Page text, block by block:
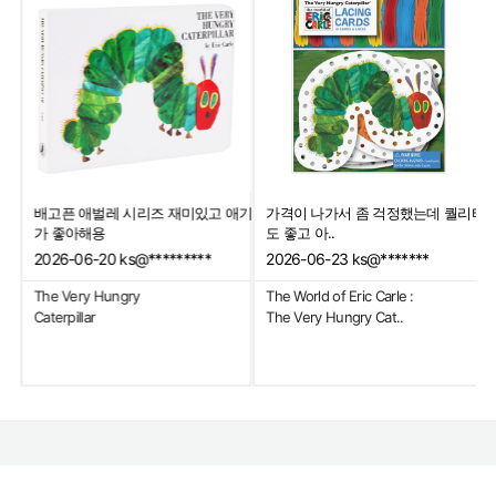
배고픈 애벌레 시리즈 재미있고 애기
가 좋아해용
2026-06-20 ks@*********
The Very Hungry
Caterpillar
가격이 나가서 좀 걱정했는데 퀄리티
도 좋고 아..
2026-06-23 ks@*******
The World of Eric Carle :
The Very Hungry Cat..